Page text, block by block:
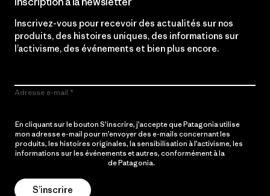
Inscrivez-vous pour recevoir des actualités sur nos
produits, des histoires uniques, des informations sur
l’activisme, des événements et bien plus encore.
Adresse e-mail
En cliquant sur le bouton S’inscrire, j’accepte que Patagonia utilise
mon adresse e-mail pour m’envoyer des e-mails concernant les
produits, les histoires originales, la sensibilisation à l’activisme, les
informations sur les événements et autres, conformément à la
de Patagonia.
S’inscrire